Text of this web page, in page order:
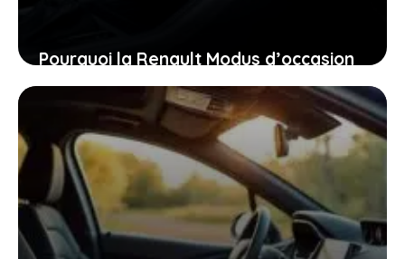
Pourquoi la Renault Modus d’occasion
pourrait bien être la voiture idéale
pour vous aujourd’hui
26 janvier 2026